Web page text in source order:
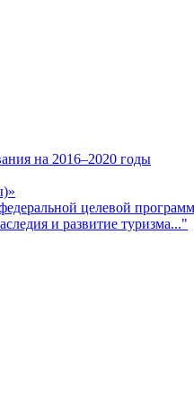
на 2016–2020 годы
целевой
и развитие туризма..."